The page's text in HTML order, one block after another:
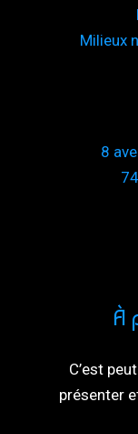
Milieux
8
À
C’est
présenter